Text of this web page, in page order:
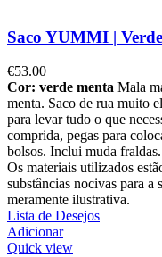
Saco YUMMI |
€53.00
Cor: verde menta Mala
menta. Saco de rua muito
para levar tudo o que
comprida, pegas para
bolsos. Inclui muda fraldas.
Os materiais utilizados
substâncias nocivas para a
meramente ilustrativa.
Lista de Desejos
Adicionar
Quick view